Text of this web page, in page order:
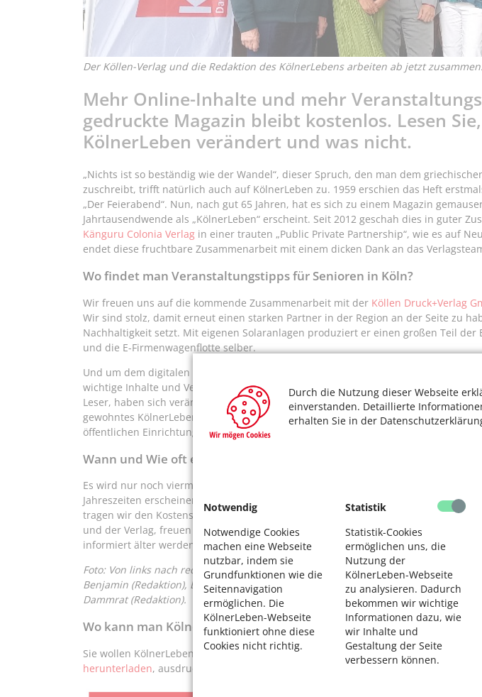
Durch die Nutzung dieser Webseite
einverstanden. Detaillierte
erhalten Sie in der
Notwendig
Notwendige Cookies
machen eine Webseite
nutzbar, indem sie
Grundfunktionen wie die
Seitennavigation
ermöglichen. Die
KölnerLeben-Webseite
funktioniert ohne diese
Cookies nicht richtig.
Statistik
Statistik-Cookies
ermöglichen uns, die
Nutzung der
KölnerLeben-Webseite
zu analysieren. Dadurch
bekommen wir wichtige
Informationen dazu, wie
wir Inhalte und
Gestaltung der Seite
verbessern können.
Der Köllen-Verlag und die Redaktion des KölnerLebens arbeiten ab jetzt
Mehr Online-Inhalte und mehr
gedruckte Magazin bleibt kostenlos. Lesen
KölnerLeben verändert und was nicht.
„Nichts ist so beständig wie der Wandel“, dieser Spruch, den man dem
zuschreibt, trifft natürlich auch auf KölnerLeben zu. 1959 erschien das Heft
„Der Feierabend“. Nun, nach gut 65 Jahren, hat es sich zu einem Magazin
Jahrtausendwende als „KölnerLeben“ erscheint. Seit 2012 geschah dies in guter
Känguru Colonia Verlag in einer trauten „Public Private Partnership“, wie es auf
endet diese fruchtbare Zusammenarbeit mit einem dicken Dank an das
Wo findet man Veranstaltungstipps für Senioren in Köln?
Wir freuen uns auf die kommende Zusammenarbeit mit der Köllen Druck+Verlag
Wir sind stolz, damit erneut einen starken Partner in der Region an der Seite zu
Nachhaltigkeit setzt. Mit eigenen Solaranlagen produziert er einen großen Teil der
und die E-Firmenwagenflotte selber.
Und um dem digitalen Wandel Rechnung zu tragen, werden wir unter
wichtige Inhalte und Veranstaltungstipps für Sie bereithalten. Denn auch Sie,
Leser, haben sich verändert und gehen mit der Zeit. Die meisten von Ihnen sind
gewohntes KölnerLeben-Heft werden Sie weiterhin kostenfrei an den bekannten
öffentlichen Einrichtungen finden können.
Wann und Wie oft erscheint das Kölner-Leben-Heft?
Es wird nur noch viermal im Jahr, zum 1. März, 1. Juni, 1. September und 1.
Jahreszeiten erscheinen. Und auch die Gesamtauflage musste auf 20.000 Hefte
tragen wir den Kostensteigerungen, besonders bei Papier, Rechnung. Wir, die
und der Verlag, freuen uns, mit KölnerLeben weiterhin einen wichtigen Beitrag zu
informiert älter werden.
Foto: Von links nach rechts: Wolfgang Guth (Redaktion), Ralf Henseler (Köllen-
Benjamin (Redaktion), Bastian Bleeck (Köllen-Verlag), Frederic Brandenburg (Köllen-
Dammrat (Redaktion).
Wo kann man KölnerLeben abonnieren?
Sie wollen KölnerLeben im Abo lesen oder verschenken? Einfach Formular als Pdf-
herunterladen, ausdrucken und per Post oder per E–Mail senden.